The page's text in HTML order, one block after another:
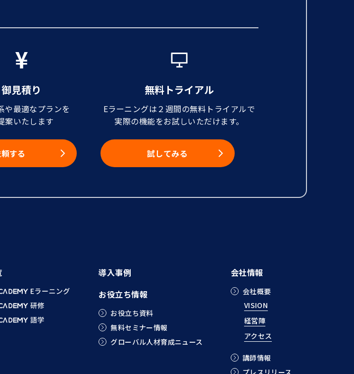
御見積り
や最適なプランを
案いたします
する
無料トライアル
Eラーニングは２週間の無料トライアルで
実際の機能をお試しいただけます。
試してみる
導入事例
お役立ち情報
お役立ち資料
無料セミナー情報
グローバル人材育成ニュース
会社情報
会社概要
VISION
経営陣
アクセス
講師情報